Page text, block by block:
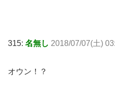
315: 名無し 2018/07/07(土)
オウン！？